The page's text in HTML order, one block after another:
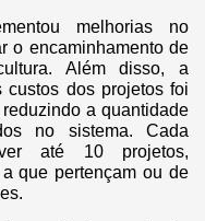
melhorias no
o encaminhamento de
Além disso, a
custos dos projetos foi
a quantidade
no sistema. Cada
até 10 projetos,
que pertençam ou de